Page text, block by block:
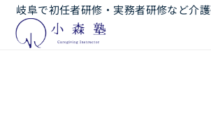
岐阜で初任者研修・実務者研修など介